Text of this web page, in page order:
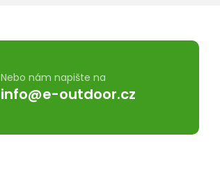
Nebo nám napište na
info@e-outdoor.cz